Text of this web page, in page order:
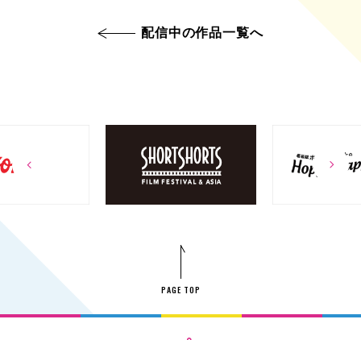
配信中の作品一覧へ
PAGE TOP